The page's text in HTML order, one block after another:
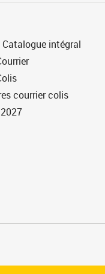
intégral
courrier colis